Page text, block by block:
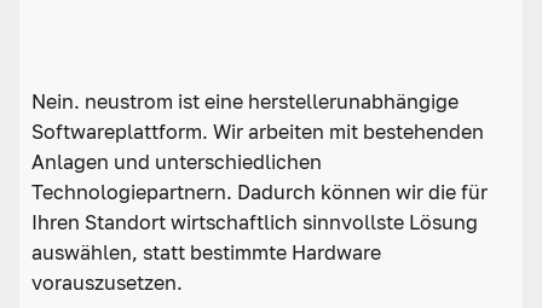
Nein. neustrom ist eine herstellerunabhängige
Softwareplattform. Wir arbeiten mit bestehenden
Anlagen und unterschiedlichen
Technologiepartnern. Dadurch können wir die für
Ihren Standort wirtschaftlich sinnvollste Lösung
auswählen, statt bestimmte Hardware
vorauszusetzen.